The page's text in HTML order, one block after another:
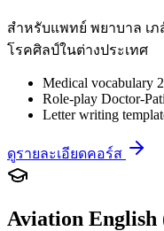
สำหรับแพทย์ พยาบาล เ
โรคศิลป์ในต่างประเทศ
Medical vocabulary
Role-play Doctor-
Letter writing
ดูรายละเอียดคอร์ส
Aviation